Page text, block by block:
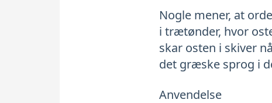
Nogle mener, at
i trætønder, hvor
skar osten i skiver
det græske sprog i
Anvendelse